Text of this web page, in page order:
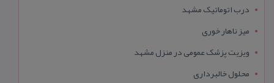
درب اتوماتیک مشهد
میز ناهار خوری
ویزیت پزشک عمومی در منزل مشهد
محلول خالبرداری